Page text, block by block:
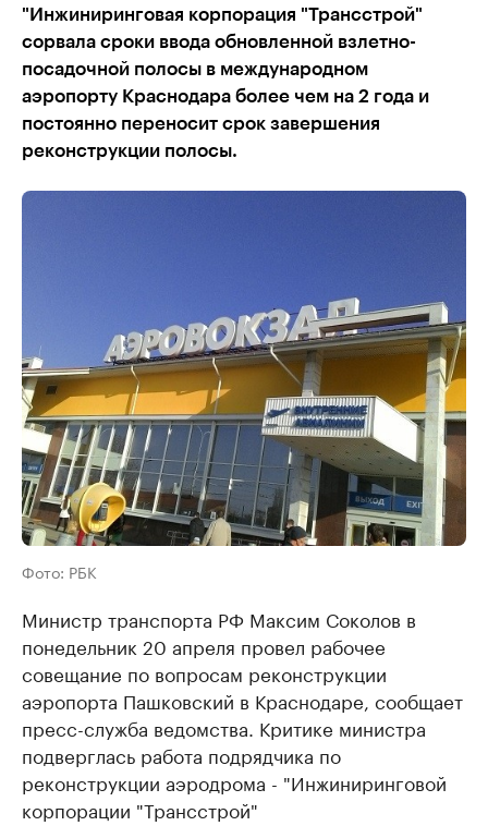
"Инжиниринговая корпорация "Трансстрой"
сорвала сроки ввода обновленной взлетно-
посадочной полосы в международном
аэропорту Краснодара более чем на 2 года и
постоянно переносит срок завершения
реконструкции полосы.
Фото: РБК
Министр транспорта РФ Максим Соколов в
понедельник 20 апреля провел рабочее
совещание по вопросам реконструкции
аэропорта Пашковский в Краснодаре, сообщает
пресс-служба ведомства. Критике министра
подверглась работа подрядчика по
реконструкции аэродрома - "Инжиниринговой
корпорации "Трансстрой"